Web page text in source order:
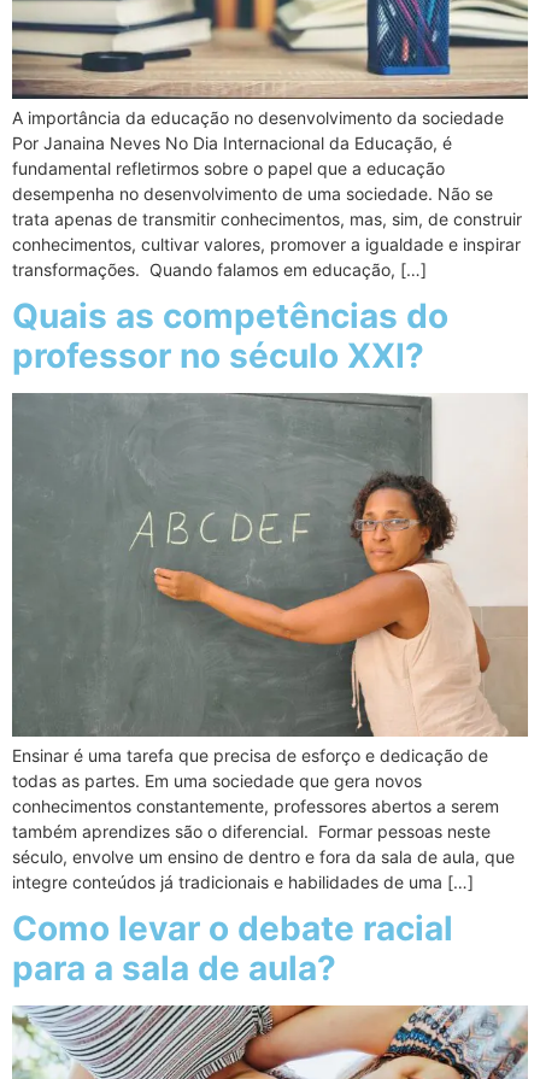
A importância da educação no desenvolvimento da sociedade
Por Janaina Neves No Dia Internacional da Educação, é
fundamental refletirmos sobre o papel que a educação
desempenha no desenvolvimento de uma sociedade. Não se
trata apenas de transmitir conhecimentos, mas, sim, de construir
conhecimentos, cultivar valores, promover a igualdade e inspirar
transformações. Quando falamos em educação, […]
Quais as competências do
professor no século XXI?
Ensinar é uma tarefa que precisa de esforço e dedicação de
todas as partes. Em uma sociedade que gera novos
conhecimentos constantemente, professores abertos a serem
também aprendizes são o diferencial. Formar pessoas neste
século, envolve um ensino de dentro e fora da sala de aula, que
integre conteúdos já tradicionais e habilidades de uma […]
Como levar o debate racial
para a sala de aula?